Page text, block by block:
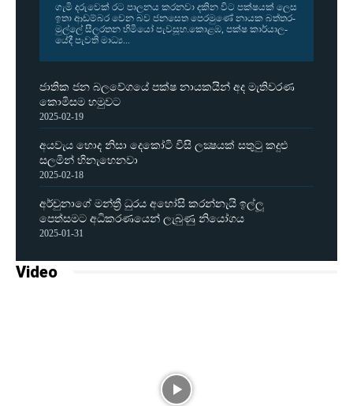
ගැමි දරු­වෙක් රට පාල­නය කර­නවා දකින විට පක්ෂ­යක් ලෙස
ඉතා ආඩ­ම්බර වෙන බව ජන­සෙත පෙර­මුණේ නායක බත්ත­ර­
මුල්ලේ සීල­ර­තන හිමියෝ පැව­සූහ.කොළඹ, පක්ෂ කාර්යා­ල­
යේදී පැවති මාධ්‍ය...
ජාතික ජන බලවේගයේ පක්ෂ නායකයින් අද මැතිවරණ
කොමිසම හමුවට
2025-02-19
අයවැය හොද නිසා දෙකෝටි විසි ලක්‍ෂයක් සතුටු කදුළු
සලමින් හිනැහෙනවා
2025-02-18
අර්චුනාගේ මන්ත්‍රී ධුරය අහෝසි කරන්නැයි ඉල්ලූ
පෙත්සමට අධිකරණයෙන් ලැබුණු නියෝගය
2025-01-31
Video